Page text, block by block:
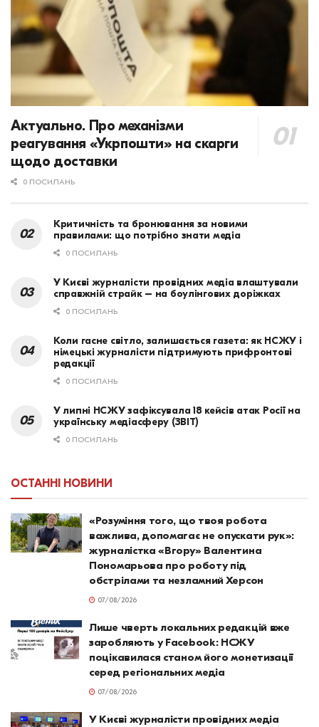
Актуально. Про механізми
реагування «Укрпошти» на скарги
щодо доставки
0 ПОСИЛАНЬ
Критичність та бронювання за новими
правилами: що потрібно знати медіа
0 ПОСИЛАНЬ
У Києві журналісти провідних медіа влаштували
справжній страйк – на боулінгових доріжках
0 ПОСИЛАНЬ
Коли гасне світло, залишається газета: як НСЖУ і
німецькі журналісти підтримують прифронтові
редакції
0 ПОСИЛАНЬ
У липні НСЖУ зафіксувала 18 кейсів атак Росії на
українську медіасферу (ЗВІТ)
0 ПОСИЛАНЬ
ОСТАННІ НОВИНИ
«Розуміння того, що твоя робота
важлива, допомагає не опускати рук»:
журналістка «Вгору» Валентина
Пономарьова про роботу під
обстрілами та незламний Херсон
07/08/2026
Лише чверть локальних редакцій вже
заробляють у Facebook: НСЖУ
поцікавилася станом його монетизації
серед регіональних медіа
07/08/2026
У Києві журналісти провідних медіа